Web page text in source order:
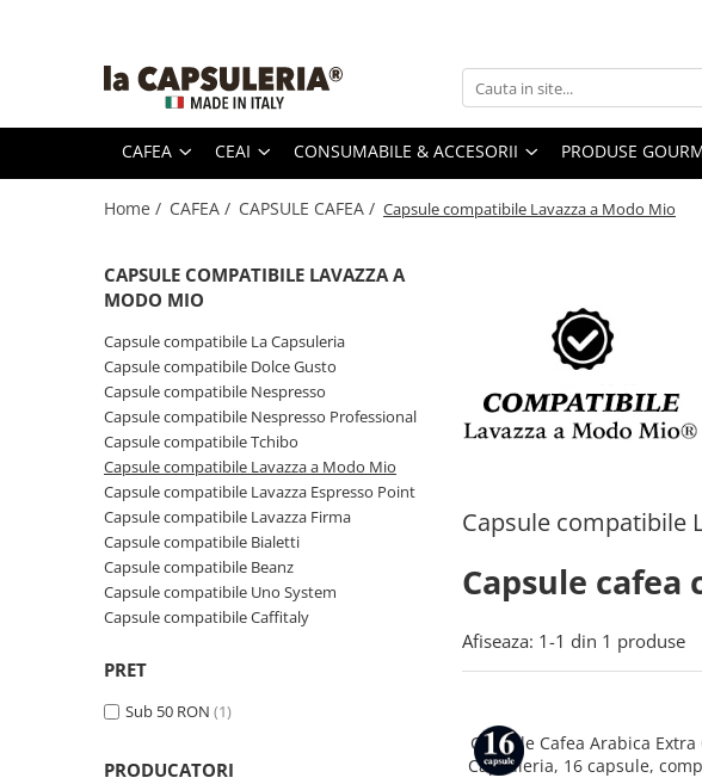
CAPSULE CAFEA
Capsule compatibile La Capsuleria
Professional
Capsule compatibile Tchibo
Capsule compatibile Lavazza a
Capsule compatibile Lavazza
Espresso Point
Capsule compatibile Lavazza Firma
Capsule compatibile Bialetti
Capsule compatibile Beanz
Capsule compatibile Uno System
Capsule compatibile Caffitaly
PADURI CAFEA & MONODOZE
CAFEA BOABE
CAFEA MACINATA
CAPSULE CEAI
Caspule ceai compatibile La
Capsule ceai compatibile Dolce
Capsule ceai compatibile
Capsule ceai compatibile Tchibo
Capsule ceai compatibile Beanz
Capsule ceai compatibile Caffitaly
CONSUMABILE & ACCESORII
Zahăr, miere & îndulcitori
Siropuri & condimente
Decalcifiant
Suporturi pentru capsule
PRODUSE GOURMET
Mizo
Barista
13.1900
CAFEA CEAI CONSUMABILE & ACCESORII PRODUSE
Home / CAFEA / CAPSULE CAFEA / Capsule compatibile Lavazza a Modo Mio
Capsule compatibile
Capsule
CAPSULE COMPATIBILE LAVAZZA A
MODO MIO
Capsule compatibile La Capsuleria
Capsule compatibile Dolce Gusto
Capsule compatibile Nespresso
Capsule compatibile Nespresso Professional
Capsule compatibile Tchibo
Capsule compatibile Lavazza a Modo Mio
Capsule compatibile Lavazza Espresso Point
Capsule compatibile Lavazza Firma
Capsule compatibile Bialetti
Capsule compatibile Beanz
Capsule compatibile Uno System
Capsule compatibile Caffitaly
PRET
Sub 50 RON (1)
PRODUCATORI
Afiseaza: 1-1 din 1 produse
Capsule Cafea Arabica Extra
Capsuleria, 16 capsule,